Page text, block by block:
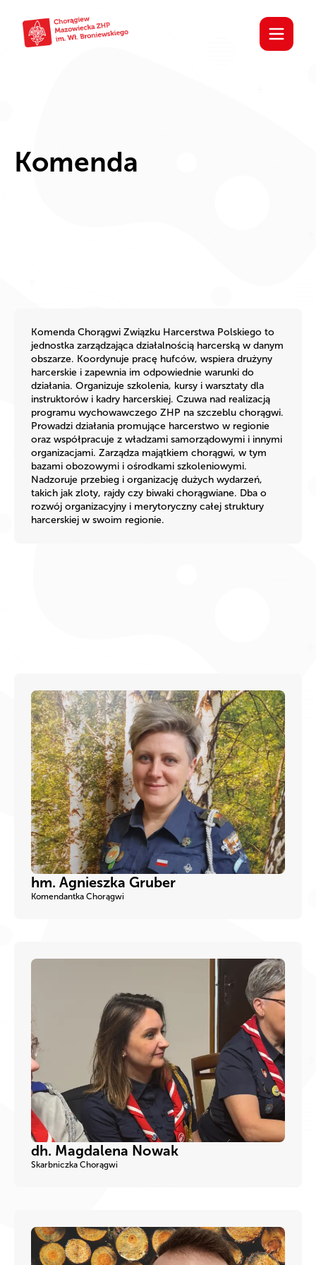
Komenda
Komenda Chorągwi Związku Harcerstwa Polskiego to
jednostka zarządzająca działalnością harcerską w danym
obszarze. Koordynuje pracę hufców, wspiera drużyny
harcerskie i zapewnia im odpowiednie warunki do
działania. Organizuje szkolenia, kursy i warsztaty dla
instruktorów i kadry harcerskiej. Czuwa nad realizacją
programu wychowawczego ZHP na szczeblu chorągwi.
Prowadzi działania promujące harcerstwo w regionie
oraz współpracuje z władzami samorządowymi i innymi
organizacjami. Zarządza majątkiem chorągwi, w tym
bazami obozowymi i ośrodkami szkoleniowymi.
Nadzoruje przebieg i organizację dużych wydarzeń,
takich jak zloty, rajdy czy biwaki chorągwiane. Dba o
rozwój organizacyjny i merytoryczny całej struktury
harcerskiej w swoim regionie.
hm. Agnieszka Gruber
Komendantka Chorągwi
dh. Magdalena Nowak
Skarbniczka Chorągwi